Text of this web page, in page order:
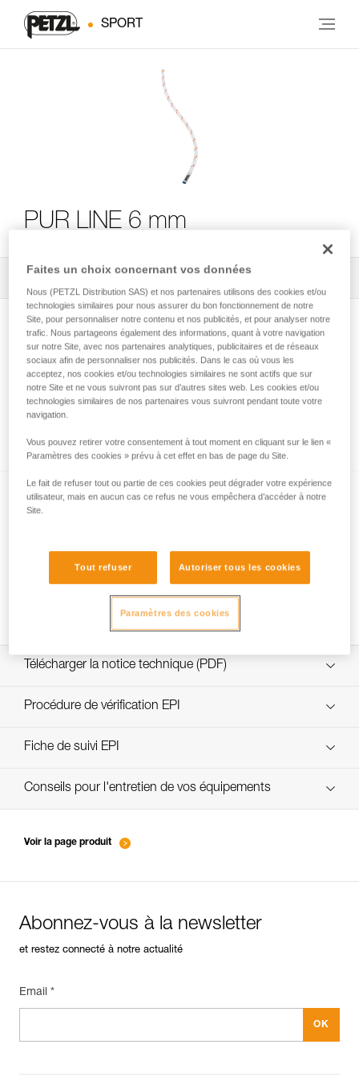
SPORT
PUR LINE 6 mm
Tous les conseils techniques 2
Assurer en grande voie sur corde à simple
Descendre en grande voie sur corde à
Télécharger la notice technique (PDF)
Technical Notice
Procédure de vérification EPI
verif-EPI-cordes-procedure-FR
Fiche de suivi EPI
verif-EPI-cordes-suivi- FR
Conseils pour l'entretien de vos équipements
Voir la page produit
Abonnez-vous à la newsletter
et restez connecté à notre actualité
Email *
Faites un choix concernant vos données
Nous (PETZL Distribution SAS) et nos partenaires utilisons des cookies et/ou
technologies similaires pour nous assurer du bon fonctionnement de notre
Site, pour personnaliser notre contenu et nos publicités, et pour analyser notre
trafic. Nous partageons également des informations, quant à votre navigation
sur notre Site, avec nos partenaires analytiques, publicitaires et de réseaux
sociaux afin de personnaliser nos publicités. Dans le cas où vous les
acceptez, nos cookies et/ou technologies similaires ne sont actifs que sur
notre Site et ne vous suivront pas sur d’autres sites web. Les cookies et/ou
technologies similaires de nos partenaires vous suivront pendant toute votre
navigation.
Vous pouvez retirer votre consentement à tout moment en cliquant sur le lien «
Paramètres des cookies » prévu à cet effet en bas de page du Site.
Le fait de refuser tout ou partie de ces cookies peut dégrader votre expérience
utilisateur, mais en aucun cas ce refus ne vous empêchera d’accéder à notre
Site.
Tout refuser Autoriser tous les cookies
Paramètres des cookies